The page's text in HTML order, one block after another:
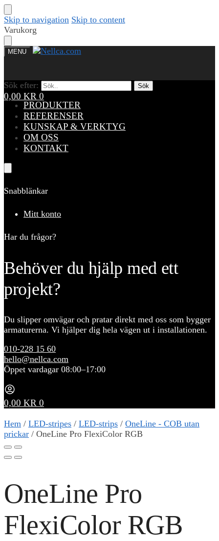
Skip to navigation Skip to content
Varukorg
MENU
Sök efter: Sök
0,00 KR 0
Sök efter: Sök
PRODUKTER
REFERENSER
KUNSKAP & VERKTYG
OM OSS
KONTAKT
Snabblänkar
Mitt konto
Har du frågor?
Behöver du hjälp med ett
projekt?
Du slipper omvägar och pratar direkt med oss som bygger
armaturerna. Vi hjälper dig hela vägen ut i installationen.
010-228 15 60
hello@nellca.com
Öppet vardagar 08:00–17:00
0,00 KR 0
Hem / LED-stripes / LED-strips / OneLine - COB utan
prickar / OneLine Pro FlexiColor RGB
OneLine Pro
FlexiColor RGB